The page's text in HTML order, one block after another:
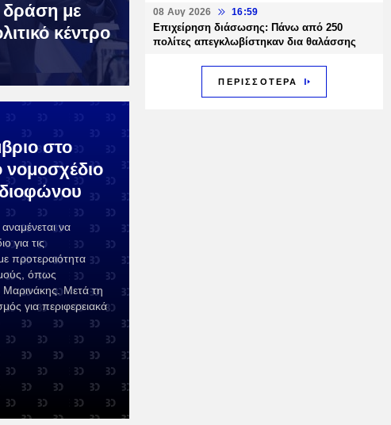
δράση με
κέντρο
στο
νομοσχέδιο
να
για τις
προτεραιότητα
όπως
Μετά τη
για περιφερειακά
08 Αυγ 2026 16:59
Επιχείρηση διάσωσης: Πάνω από 250
πολίτες απεγκλωβίστηκαν δια θαλάσσης
ΠΕΡΙΣΣΟΤΕΡΑ